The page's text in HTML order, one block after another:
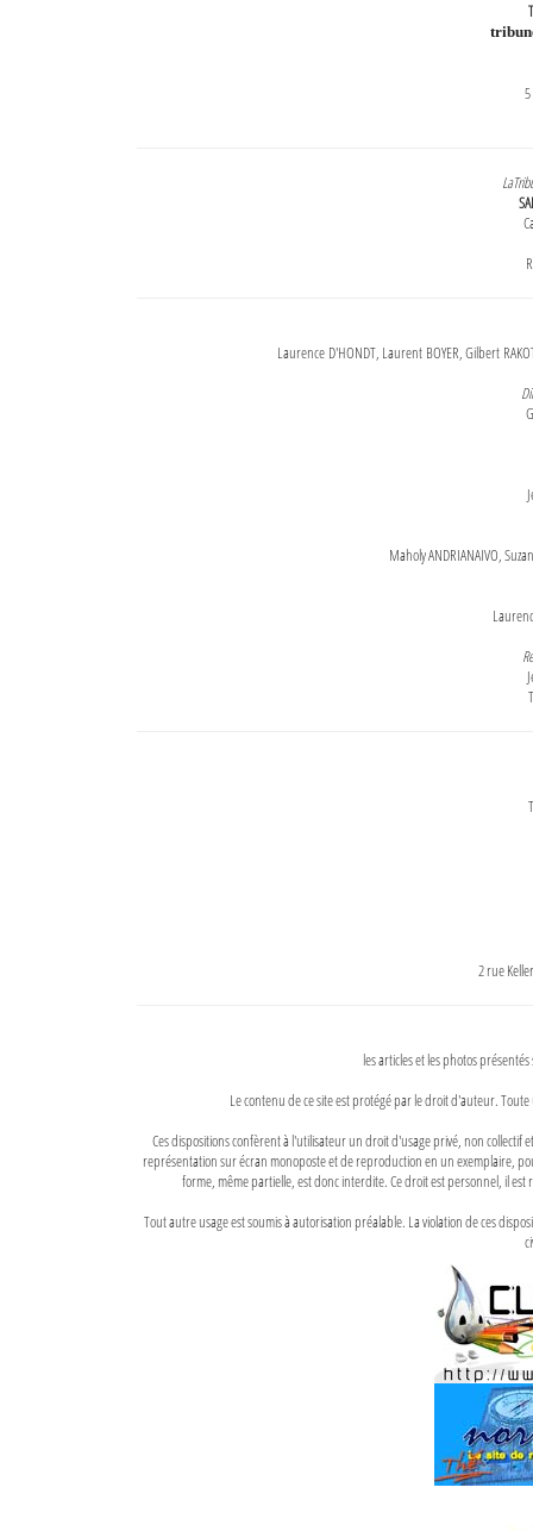
Laurence D'HONDT, Laurent BOYER, Gilbert
Maholy ANDRIANAIVO,
2 rue
les articles et les photos
Le contenu de ce site est protégé par le droit d'auteur.
Ces dispositions confèrent à l'utilisateur un droit d'usage privé, non
représentation sur écran monoposte et de reproduction en un exemplaire,
forme, même partielle, est donc interdite. Ce droit est personnel, il
Tout autre usage est soumis à autorisation préalable. La violation de ces